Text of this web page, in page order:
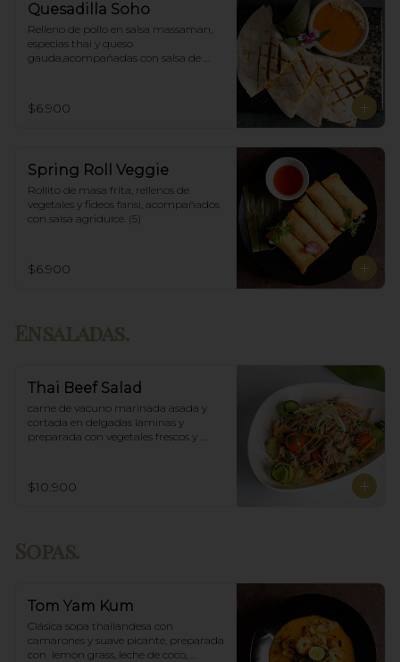
Quesadilla Soho
Relleno de pollo en salsa massaman,
especias thai y queso
gauda,acompañadas con salsa de
$6.900
Spring Roll Veggie
Rollito de masa frita, rellenos de
vegetales y fideos fansi, acompañados
con salsa agridulce. (5)
$6.900
Ensaladas.
Thai Beef Salad
carne de vacuno marinada asada y
cortada en delgadas laminas y
preparada con vegetales frescos y
$10.900
Tom Yam Kum
Clásica sopa thailandesa con
camarones y suave picante, preparada
con  lemon grass, leche de coco,